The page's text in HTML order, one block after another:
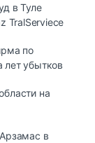
в Туле
TralServiece
по
лет убытков
на
в